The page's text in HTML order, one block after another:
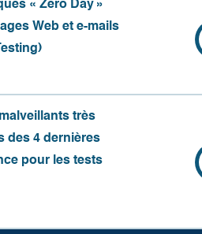
« Zero Day »
Web et e-mails
très
des 4 dernières
pour les tests